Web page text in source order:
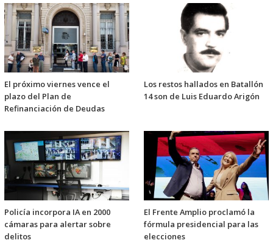
El próximo viernes vence el
plazo del Plan de
Refinanciación de Deudas
Los restos hallados en Batallón
14 son de Luis Eduardo Arigón
Policía incorpora IA en 2000
cámaras para alertar sobre
delitos
El Frente Amplio proclamó la
fórmula presidencial para las
elecciones